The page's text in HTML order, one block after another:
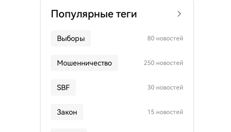
Популярные теги
Выборы 80 новостей
Мошенничество 250 новостей
SBF 30 новостей
Закон 15 новостей